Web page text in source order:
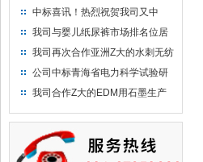
中标喜讯！热烈祝贺我司又中
标！
我司与婴儿纸尿裤市场排名位居
名的全日美实业合作成功！
我司再次合作亚洲Z大的水刺无纺
布供应商-南六企业！
公司中标青海省电力科学试验研
究院！
我司合作Z大的EDM用石墨生产